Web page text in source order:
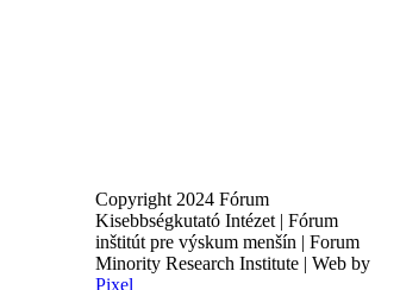
Copyright 2024 Fórum
Kisebbségkutató Intézet | Fórum
inštitút pre výskum menšín | Forum
Minority Research Institute | Web by
Pixel